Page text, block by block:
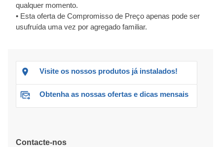
qualquer momento.
• Esta oferta de Compromisso de Preço apenas pode ser
usufruída uma vez por agregado familiar.
Visite os nossos produtos já instalados!
Obtenha as nossas ofertas e dicas mensais
Contacte-nos